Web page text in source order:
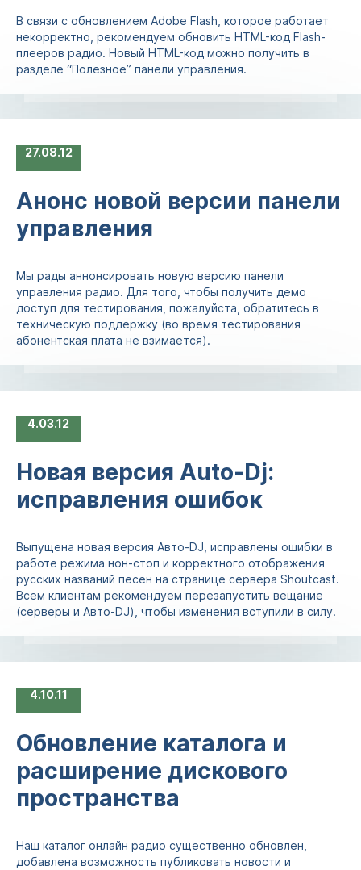
В связи с обновлением Adobe Flash, которое работает
некорректно, рекомендуем обновить HTML-код Flash-
плееров радио. Новый HTML-код можно получить в
разделе “Полезное” панели управления.
27 08.12
Анонс новой версии панели
управления
Мы рады аннонсировать новую версию панели
управления радио. Для того, чтобы получить демо
доступ для тестирования, пожалуйста, обратитесь в
техническую поддержку (во время тестирования
абонентская плата не взимается).
4 03.12
Новая версия Auto-Dj:
исправления ошибок
Выпущена новая версия Авто-DJ, исправлены ошибки в
работе режима нон-стоп и корректного отображения
русских названий песен на странице сервера Shoutcast.
Всем клиентам рекомендуем перезапустить вещание
(серверы и Авто-DJ), чтобы изменения вступили в силу.
4 10.11
Обновление каталога и
расширение дискового
пространства
Наш каталог онлайн радио существенно обновлен,
добавлена возможность публиковать новости и